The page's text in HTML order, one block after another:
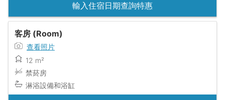
輸入住宿日期查詢特惠
客房 (Room)
查看照片
12 m²
禁菸房
淋浴設備和浴缸